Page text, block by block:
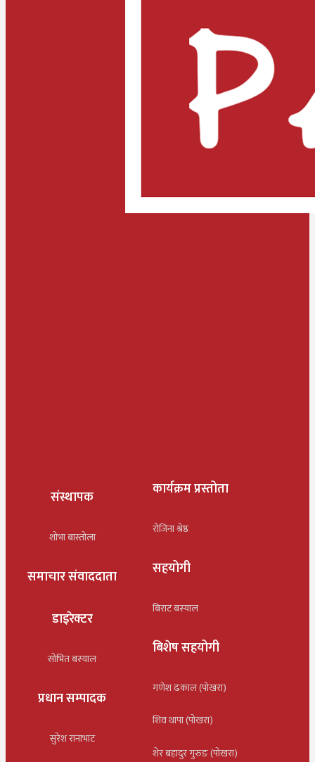
संस्थापक
शोभा बास्तोला
समाचार संवाददाता
डाइरेक्टर
सोभित बस्याल
प्रधान सम्पादक
सुरेश रानाभाट
कार्यक्रम प्रस्तोता
रोजिना श्रेष्ठ
सहयोगी
बिराट बस्याल
बिशेष सहयोगी
गणेश ढकाल (पोखरा)
शिव थापा (पोखरा)
शेर बहादुर गुरुङ (पोखरा)